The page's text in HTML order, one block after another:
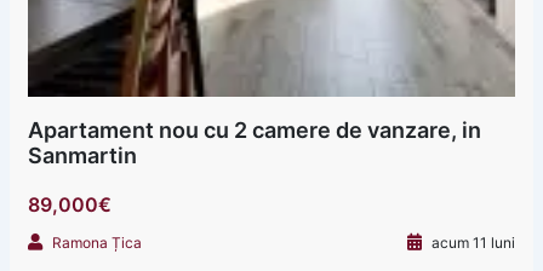
Apartament nou cu 2 camere de vanzare, in
Sanmartin
89,000€
Ramona Țica acum 11 luni